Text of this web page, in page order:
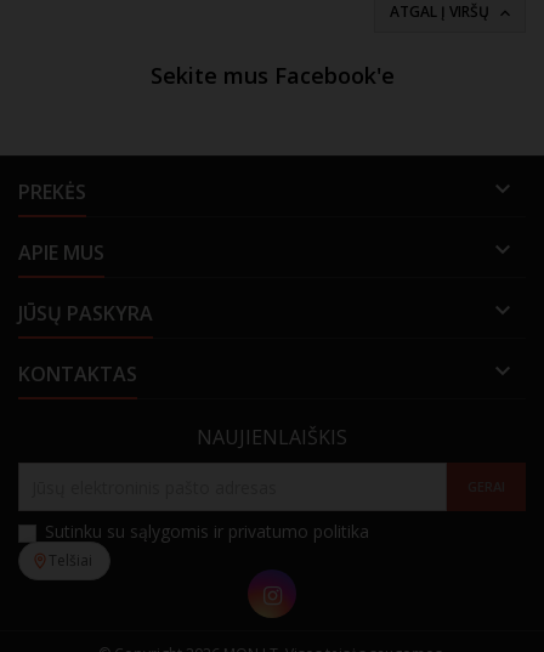
ATGAL Į VIRŠŲ 
Sekite mus Facebook'e
PREKĖS 
APIE MUS 
JŪSŲ PASKYRA 
KONTAKTAS 
NAUJIENLAIŠKIS
Sutinku su sąlygomis ir privatumo politika
Instagram
Telšiai